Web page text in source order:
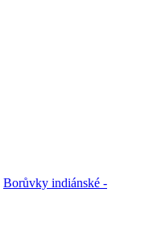
Borůvky indiánské -